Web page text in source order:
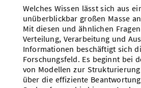
Angebote für SchülerInnen
10 Gründe für den SIC
NEU: Internationale Studiengänge
Neu am SIC?
Aktuelle Semesterinfos
Beratung für Studierende
Lehrveranstaltungen &
Semestertermine & Klausuren
Service
Service und Support
ProfessorInnen
Stellenangebote
Forschungsinstitutionen
Ranking
Forschungsfelder
ProfessorInnen
Karrierewege
Promotion
Gründen & Investieren
Stellenangebote
News
Preise, Auszeichnungen und
Forschungshighlights
Technologietransfer
Innovationsstandort
Expertise am SIC
Kooperieren & Investieren
News & Termine
Forschungshighlights
Termine, Vorträge und
News
Über Uns
Saarland Informatics Campus
Standort
Marketing & Öffentlichkeitsarbeit
Welches Wissen lässt sich aus
unüberblickbar großen Masse
Mit diesen und ähnlichen
Verteilung, Verarbeitung und
Informationen beschäftigt sich
Forschungsfeld. Es beginnt bei
von Modellen zur
über die effiziente